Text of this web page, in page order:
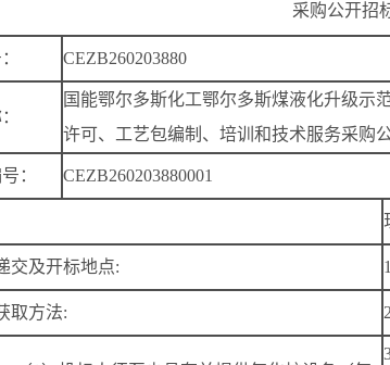
采购公开招
CEZB260203880
国能鄂尔多斯化工鄂尔多斯煤液化升级示
许可、工艺包编制、培训和技术服务采购
： CEZB260203880001
交及开标地点:
取方法: